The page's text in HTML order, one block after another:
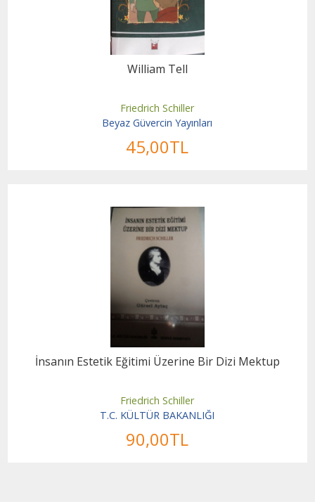
William Tell
Friedrich Schiller
Beyaz Güvercin Yayınları
45,00TL
İnsanın Estetik Eğitimi Üzerine Bir Dizi Mektup
Friedrich Schiller
T.C. KÜLTÜR BAKANLIĞI
90,00TL